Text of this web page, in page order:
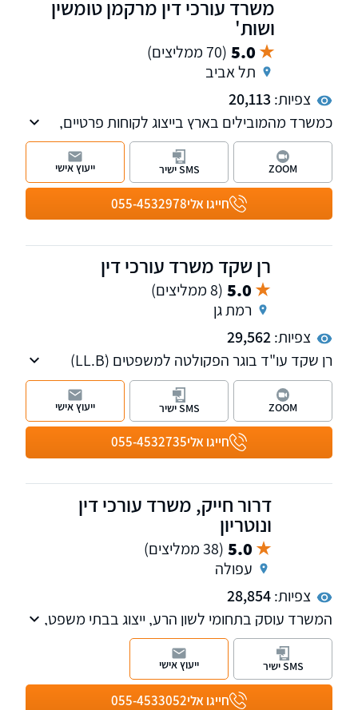
משרד עורכי דין מרקמן טומשין
ושות'
5.0 (70 ממליצים)
תל אביב
צפיות: 20,113
כמשרד מהמובילים בארץ בייצוג לקוחות פרטיים,
אנחנו מטפלים בתחומי נזקי הגוף, ביטוח לאומי,
פטור ממס, רשלנות רפואית, נכי צה"ל ותאונות
דרכים.
לרשותכם 11 סניפים של המשרד ברחבי הארץ:
בחיפה, ראש פינה, טבריה, עפולה, פתח תקווה, תל
חייגו אלי055-4532978
ZOOM SMS ישיר ייעוץ אישי
רן שקד משרד עורכי דין
5.0 (8 ממליצים)
רמת גן
צפיות:29,562
רן שקד עו"ד בוגר הפקולטה למשפטים (LL.Bׂ)
אוניברסיטת תל אביב מ-1988, המשרד עוסק
בתביעות בגין נזקי גוף לרבות תאונות דרכים/
עבודה/ פגיעה בנפילה/ רשלנות רפואית, תביעות
מכוח פוליסה, תביעות למוסד לביטוח לאומי.
השירותים ניתנים בשפות עברית, אנגלית, ורוסית.
חייגו אלי055-4532735
ZOOM SMS ישיר ייעוץ אישי
דרור חייק, משרד עורכי דין
ונוטריון
5.0 (38 ממליצים)
עפולה
צפיות:28,854
המשרד עוסק בתחומי לשון הרע, ייצוג בבתי משפט,
שירותי נוטריון ואזרחות זרה.
חייגו אלי055-4533052
SMS ישיר ייעוץ אישי